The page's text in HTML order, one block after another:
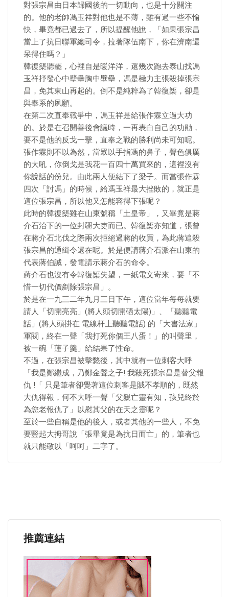
對張宗昌由日本歸國後的一切動向，也是十分關注
的。他的老帥馮玉祥對他也是不薄，雖有過一些不愉
快，畢竟都已過去了，所以提醒他說，「如果張宗昌
當上了抗日聯軍總司令，拉著隊伍南下，你在濟南還
呆得住嗎？」
韓復榘聽罷，心裡自是暖洋洋，還幾次跑去泰山找馮
玉祥抒發心中壁壘胸中壁壘，馮是極力主張殺掉張宗
昌，免其東山再起的。倒不是純粹為了韓復榘，卻是
與奉系的夙願。
在第二次直奉戰爭中，馮玉祥是給張作霖立過大功
的。於是在召開善後會議時，一再表白自己的功勛，
要不是他的反戈一擊，直奉之戰的勝利尚未可知呢。
張作霖則不以為然，當眾以手指馮的鼻子，聲色俱厲
的大吼，你倒戈是我花一百四十萬買來的，這裡沒有
你說話的份兒。由此兩人便結下了梁子。而當張作霖
四次「討馮」的時候，給馮玉祥最大挫敗的，就正是
這位張宗昌，所以他又怎能容得下張呢？
此時的韓復榘雖在山東號稱「土皇帝」，又畢竟是蔣
介石治下的一位封疆大吏而已。韓復榘亦知道，張曾
在蔣介石北伐之際兩次拒絕過蔣的收買，為此蔣追殺
張宗昌的通緝令還在呢。於是便請蔣介石派在山東的
代表蔣伯誠，發電請示蔣介石的命令。
蔣介石也沒有令韓復榘失望，一紙電文寄來，要「不
惜一切代價剷除張宗昌」。
於是在一九三二年九月三日下午，這位當年每每就要
請人「切開亮亮」(將人頭切開硒太陽)」、「聽聽電
話」(將人頭掛在 電線杆上聽聽電話) 的「大書法家」
軍閥，終在一聲「我打死你個王八蛋！」的叫聲里，
被一碗「蓮子羹」給結果了性命。
不過，在張宗昌被擊斃後，其中就有一位刺客大呼
「我是鄭繼成，乃鄭金聲之子! 我殺死張宗昌是替父報
仇 !「 只是筆者卻覺著這位刺客是賊不孝順的，既然
大仇得報，何不大呼一聲「父親亡靈有知，孩兒終於
為您老報仇了」以慰其父的在天之靈呢？
至於一些自稱是他的後人，或者其他的一些人，不免
要豎起大拇哥說「張畢竟是為抗日而亡」的，筆者也
就只能敬以「呵呵」二字了。
推薦連結